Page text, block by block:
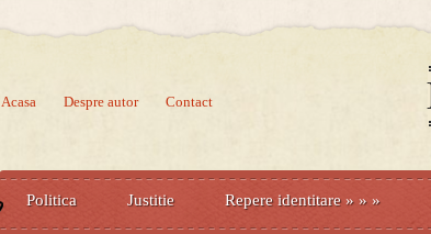
Acasa Despre autor Contact
Politica Justitie Repere identitare » » »